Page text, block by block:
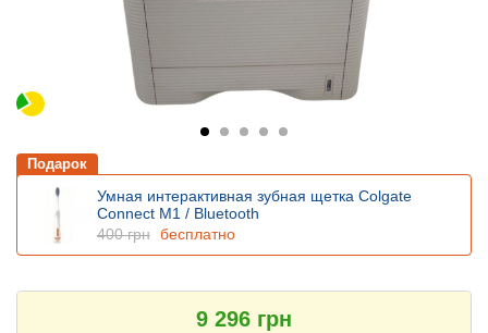
Подарок
Умная интерактивная зубная щетка Colgate
Connect M1 / Bluetooth
400 грн бесплатно
9 296 грн